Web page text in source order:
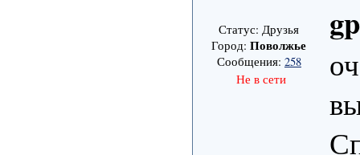
Статус: Друзья
Город:Поволжье
Сообщения: 258
Не в сети